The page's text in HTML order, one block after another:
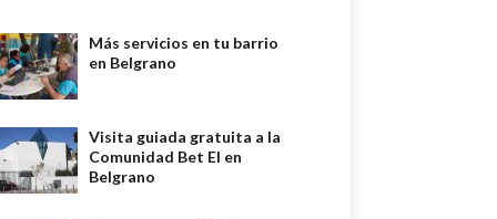
Más servicios en tu barrio
en Belgrano
Visita guiada gratuita a la
Comunidad Bet El en
Belgrano